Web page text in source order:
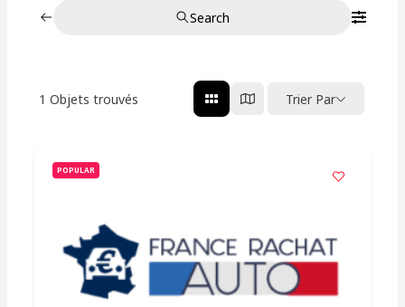
Search
1 Objets trouvés Trier Par
POPULAR